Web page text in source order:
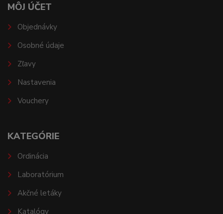
MÔJ ÚČET
Objednávky
Osobné údaje
Zľavy
Nastavenia
Vouchery
KATEGÓRIE
Ordinácia
Laboratórium
Akčné letáky
Katalógy